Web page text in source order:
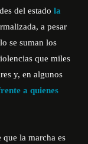
del estado la
a pesar
se suman los
que miles
y, en algunos
a quienes
la marcha es